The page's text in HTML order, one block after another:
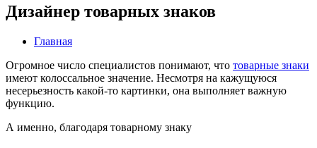
Дизайнер товарных знаков
Главная
Огромное число специалистов понимают, что товарные знаки
имеют колоссальное значение. Несмотря на кажущуюся
несерьезность какой-то картинки, она выполняет важную
функцию.
А именно, благодаря товарному знаку